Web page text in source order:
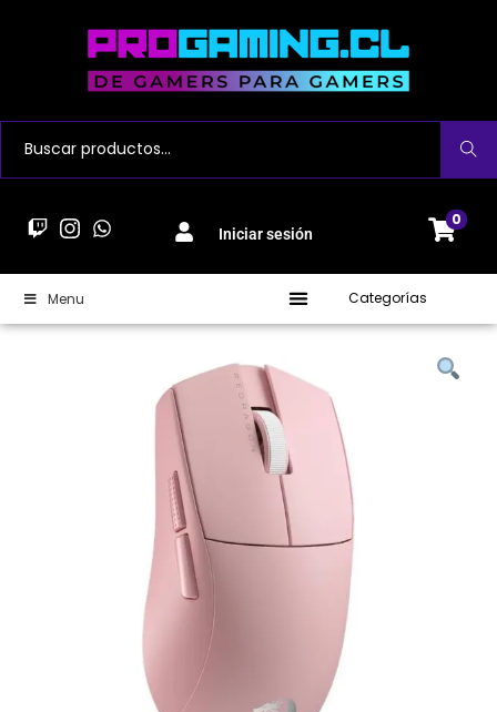
Buscar
Iniciar sesión
0
Menu Categorías